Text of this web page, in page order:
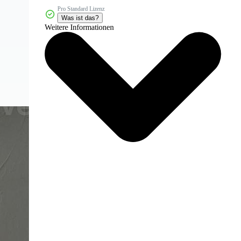
Pro Standard Lizenz
Was ist das?
Weitere Informationen